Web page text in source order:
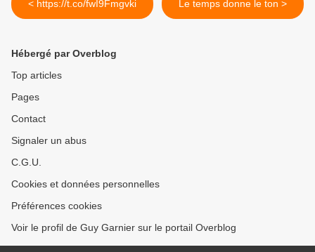
< https://t.co/fwI9Fmgvki Le temps donne le ton >
Hébergé par Overblog
Top articles
Pages
Contact
Signaler un abus
C.G.U.
Cookies et données personnelles
Préférences cookies
Voir le profil de Guy Garnier sur le portail Overblog